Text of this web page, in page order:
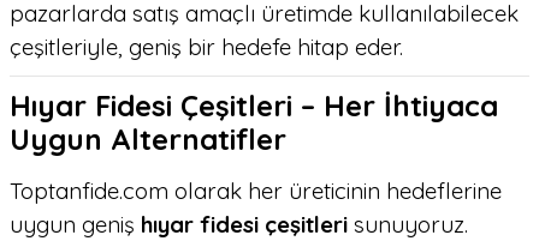
pazarlarda satış amaçlı üretimde kullanılabilecek
çeşitleriyle, geniş bir hedefe hitap eder.
Hıyar Fidesi Çeşitleri – Her İhtiyaca
Uygun Alternatifler
Toptanfide.com olarak her üreticinin hedeflerine
uygun geniş hıyar fidesi çeşitleri sunuyoruz.